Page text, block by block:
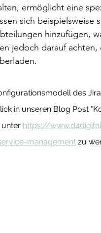
ermöglicht eine
sich beispielsweise
hinzufügen,
jedoch darauf
des
in unseren Blog Post
unter https://
management zu